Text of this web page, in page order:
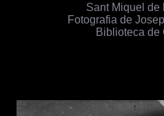
Sant Miquel de
Fotografia de
Biblioteca de